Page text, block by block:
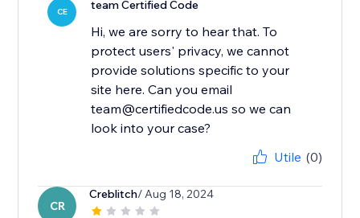
CE team Certified Code
Hi, we are sorry to hear that. To
protect users' privacy, we cannot
provide solutions specific to your
site here. Can you email
team@certifiedcode.us so we can
look into your case?
Utile (0)
CR
Creblitch/ Aug 18, 2024